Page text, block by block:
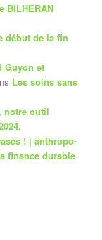
BILHERAN
début de la fin
Guyon et
Les soins sans
notre outil
! | anthropo-
finance durable